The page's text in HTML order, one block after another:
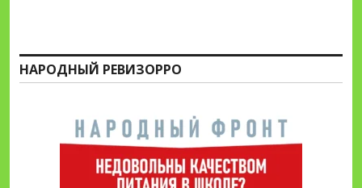
НАРОДНЫЙ РЕВИЗОРРО